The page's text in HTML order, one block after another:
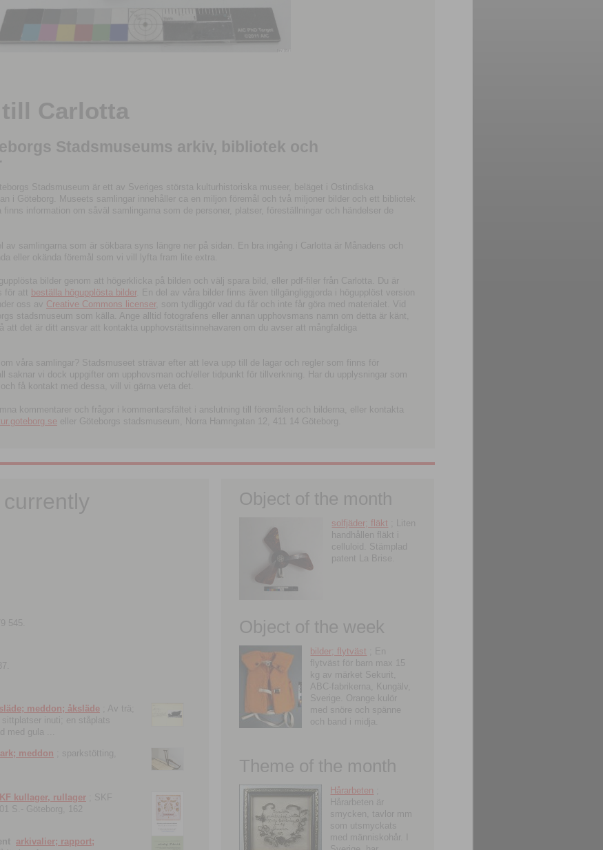
Carlotta
Stadsmuseums arkiv, bibliotek och
Stadsmuseum är ett av Sveriges största kulturhistoriska museer, beläget i Ostindiska
i Göteborg. Museets samlingar innehåller ca en miljon föremål och två miljoner bilder och ett bibliotek
information om såväl samlingarna som de personer, platser, föreställningar och händelser de
samlingarna som är sökbara syns längre ner på sidan. En bra ingång i Carlotta är Månadens och
eller okända föremål som vi vill lyfta fram lite extra.
bilder genom att högerklicka på bilden och välj spara bild, eller pdf-filer från Carlotta. Du är
för att beställa högupplösta bilder. En del av våra bilder finns även tillgängliggjorda i högupplöst version
oss av Creative Commons licenser, som tydliggör vad du får och inte får göra med materialet. Vid
stadsmuseum som källa. Ange alltid fotografens eller annan upphovsmans namn om detta är känt,
att det är ditt ansvar att kontakta upphovsrättsinnehavaren om du avser att mångfaldiga
våra samlingar? Stadsmuseet strävar efter att leva upp till de lagar och regler som finns för
saknar vi dock uppgifter om upphovsman och/eller tidpunkt för tillverkning. Har du upplysningar som
få kontakt med dessa, vill vi gärna veta det.
kommentarer och frågor i kommentarsfältet i anslutning till föremålen och bilderna, eller kontakta
eller Göteborgs stadsmuseum, Norra Hamngatan 12, 411 14 Göteborg.
545.
släde; meddon; åksläde ; Av trä;
inuti; en ståplats
med gula ...
meddon ; sparkstötting,
kullager, rullager ; SKF
S.- Göteborg, 162
arkivalier; rapport;
Object of the month
solfjäder; fläkt ; Liten
handhållen fläkt i
celluloid. Stämplad
patent La Brise.
Object of the week
bilder; flytväst ; En
flytväst för barn max 15
kg av märket Sekurit,
ABC-fabrikerna, Kungälv,
Sverige. Orange kulör
med snöre och spänne
och band i midja.
Theme of the month
Hårarbeten
Hårarbeten är
smycken, tavlor mm
som utsmyckats
med människohår. I